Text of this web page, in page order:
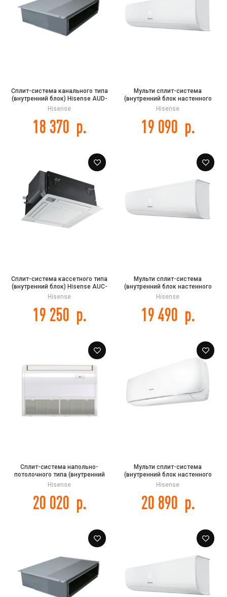
Сплит-система канального типа
(внутренний блок) Hisense AUD-
12HX4SNL
Hisense
18 370 р.
Мульти сплит-система
(внутренний блок настенного
типа) Hisense AMS-
MATCH DC Inverter R32
Hisense
19 090 р.
Сплит-система кассетного типа
(внутренний блок) Hisense AUC-
12HR4SAA
Hisense
19 250 р.
Мульти сплит-система
(внутренний блок настенного
типа) Hisense AMS-
MATCH DC Inverter R32
Hisense
19 490 р.
Сплит-система напольно-
потолочного типа (внутренний
блок) Hisense AUV-18HR4SA1
Hisense
20 020 р.
Мульти сплит-система
(внутренний блок настенного
типа) Hisense AMS-
Design FREE MATCH DC Inverter R32
Hisense
20 890 р.